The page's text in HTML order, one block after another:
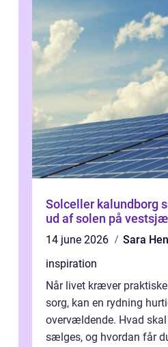
Solceller kalundborg sådan får du mest
ud af solen på
14 june 2026
Sara
inspiration
Når livet kræver
sorg, kan en rydning
overvældende. Hvad
sælges, og hvordan får